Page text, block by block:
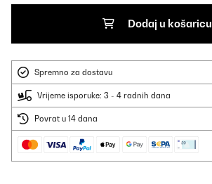
Dodaj u košaricu
Spremno za dostavu
Vrijeme isporuke: 3 - 4 radnih dana
Povrat u 14 dana